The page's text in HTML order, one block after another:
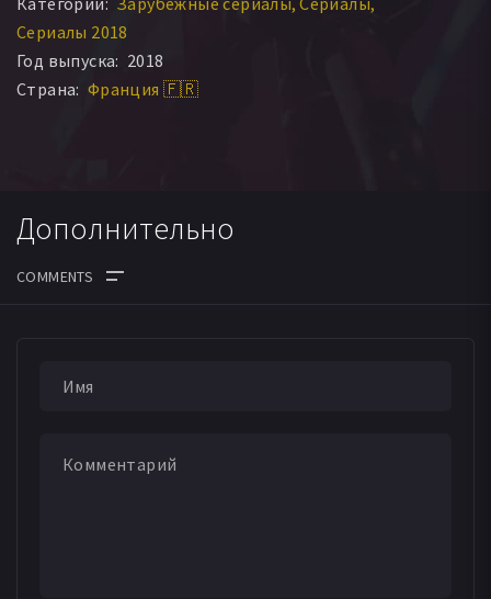
Сериалы 2018
Год выпуска: 2018
Страна: Франция 🇫🇷
Дополнительно